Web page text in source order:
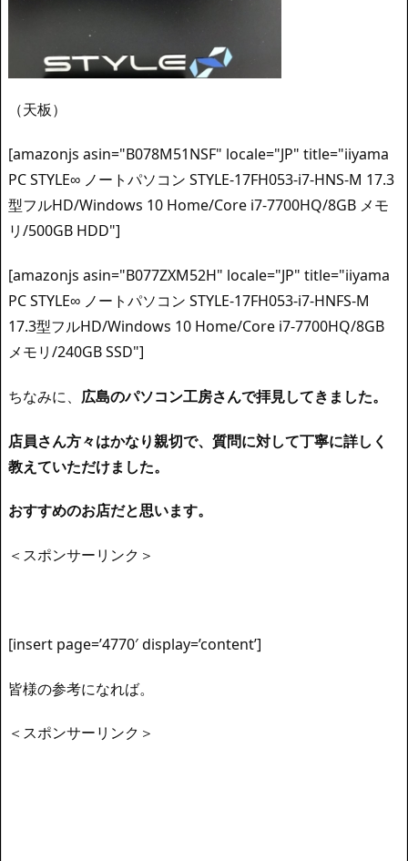
（天板）
[amazonjs asin="B078M51NSF" locale="JP" title="iiyama
PC STYLE∞ ノートパソコン STYLE-17FH053-i7-HNS-M 17.3
型フルHD/Windows 10 Home/Core i7-7700HQ/8GB メモ
リ/500GB HDD"]
[amazonjs asin="B077ZXM52H" locale="JP" title="iiyama
PC STYLE∞ ノートパソコン STYLE-17FH053-i7-HNFS-M
17.3型フルHD/Windows 10 Home/Core i7-7700HQ/8GB
メモリ/240GB SSD"]
ちなみに、 広島のパソコン工房さんで拝見してきました。
店員さん方々はかなり親切で、質問に対して丁寧に詳しく
教えていただけました。
おすすめのお店だと思います。
＜スポンサーリンク＞
[insert page=’4770′ display=’content’]
皆様の参考になれば。
＜スポンサーリンク＞